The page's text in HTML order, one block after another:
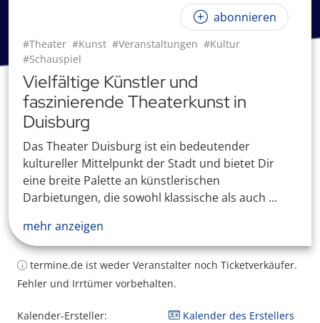
abonnieren
#Theater #Kunst #Veranstaltungen #Kultur
#Schauspiel
Vielfältige Künstler und
faszinierende Theaterkunst in
Duisburg
Das Theater Duisburg ist ein bedeutender
kultureller Mittelpunkt der Stadt und bietet Dir
eine breite Palette an künstlerischen
Darbietungen, die sowohl klassische als auch ...
mehr anzeigen
termine.de ist weder Veranstalter noch Ticketverkäufer.
Fehler und Irrtümer vorbehalten.
Kalender-Ersteller:
Kalender des Erstellers